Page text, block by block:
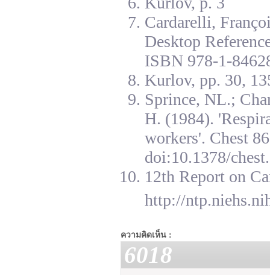
Cardarelli,
Desktop
ISBN 978-1-
Kurlov, pp. 30,
Sprince, NL.;
H. (1984).
workers'. Chest
doi:10.1378/
12th Report on
http://
ความคิดเห็น :
6018